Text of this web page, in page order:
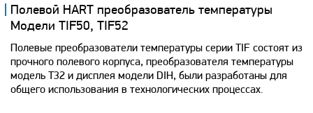
Полевой HART преобразователь температуры
Модели TIF50, TIF52
Полевые преобразователи температуры серии TIF состоят из
прочного полевого корпуса, преобразователя температуры
модель T32 и дисплея модели DIH, были разработаны для
общего использования в технологических процессах.